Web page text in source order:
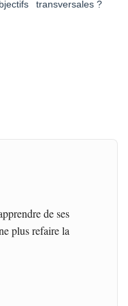
transversales ?
de ses
plus refaire la